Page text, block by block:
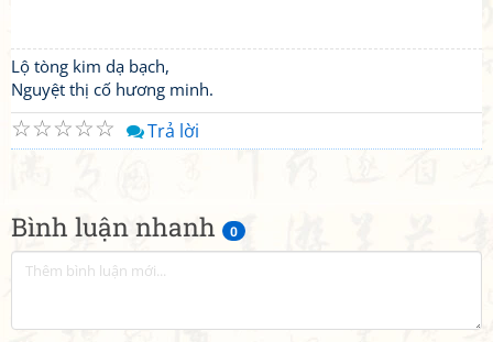
Bình luận nhanh 0
Lộ tòng kim dạ bạch,
Nguyệt thị cố hương minh.
☆
☆
☆
☆
☆ Trả lời